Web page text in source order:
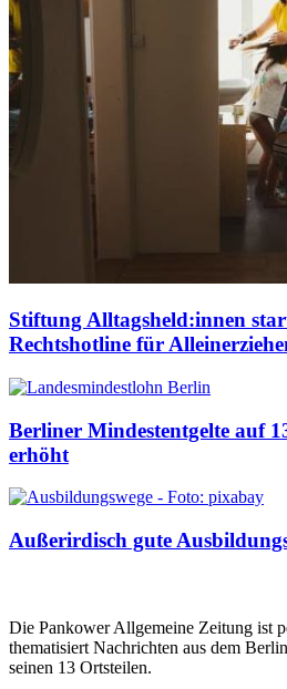
Stiftung Alltagsheld:innen
Rechtshotline für
Berliner Mindestentgelte auf
erhöht
Außerirdisch gute
Die Pankower Allgemeine Zeitung ist
thematisiert Nachrichten aus dem
seinen 13 Ortsteilen.